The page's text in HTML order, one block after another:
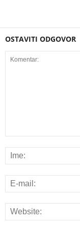
OSTAVITI ODGOVOR